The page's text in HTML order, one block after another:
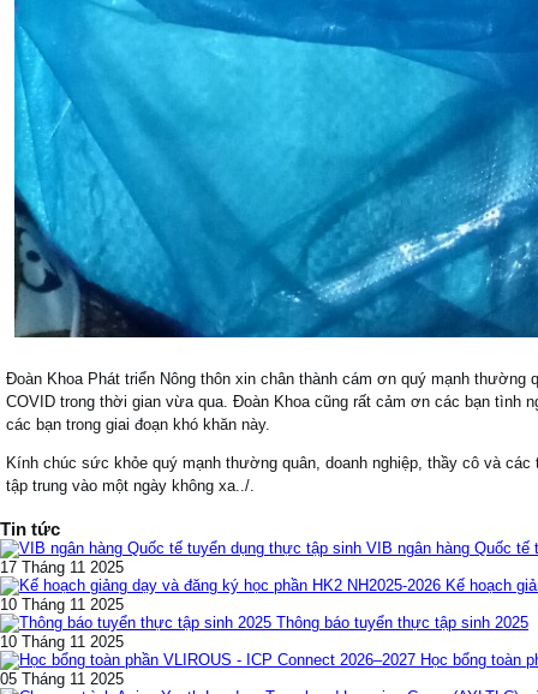
Đoàn Khoa Phát triển Nông thôn xin chân thành cám ơn quý mạnh
COVID trong thời gian vừa qua. Đoàn Khoa cũng rất cảm ơn các bạn tình
các bạn trong giai đoạn khó khăn này.
Kính chúc sức khỏe quý mạnh thường quân, doanh nghiệp, thầy cô và
tập trung vào một ngày không xa../.
Tin tức
VIB ngân hàng Quốc tế
17 Tháng 11 2025
Kế hoạch
10 Tháng 11 2025
Thông báo tuyển thực tập sinh 2025
10 Tháng 11 2025
Học bổng toàn
05 Tháng 11 2025